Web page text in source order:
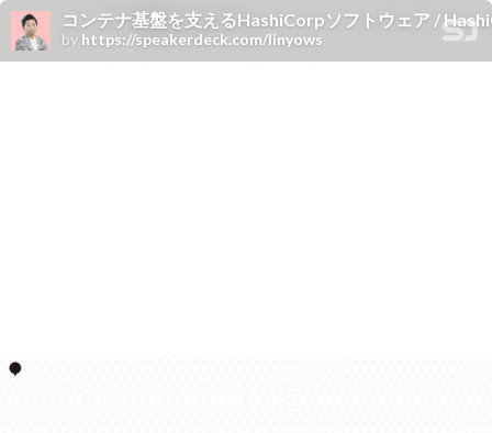
コンテナ基盤を支えるHashiCorpソフトウェア /
by https://speakerdeck.com/linyows